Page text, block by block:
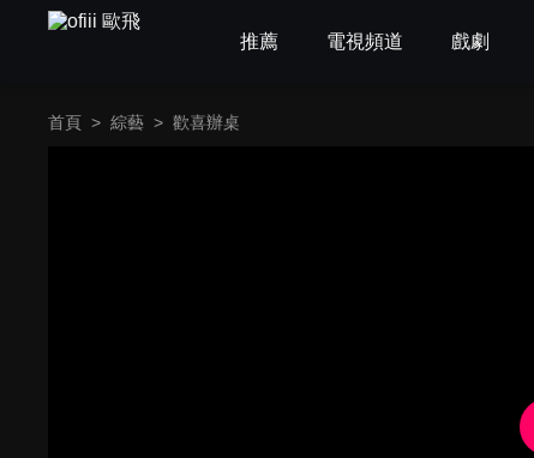
推薦 電視頻道 戲劇
首頁 > 綜藝 > 歡喜辦桌